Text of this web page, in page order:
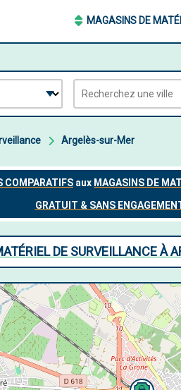
MAGASINS DE
Argelès-sur-Mer
DE SURVEILLANCE À